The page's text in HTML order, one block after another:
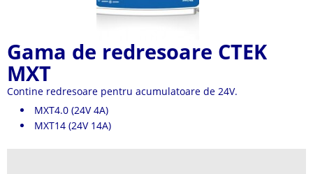
Gama de redresoare CTEK
MXT
Contine redresoare pentru acumulatoare de 24V.
MXT4.0 (24V 4A)
MXT14 (24V 14A)